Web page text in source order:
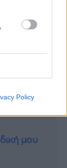
Policy
μου